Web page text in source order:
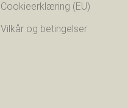
Cookieerklæring (EU)
Vilkår og betingelser